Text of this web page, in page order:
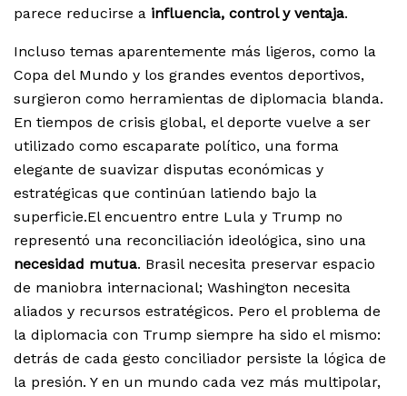
parece reducirse a influencia, control y ventaja.
Incluso temas aparentemente más ligeros, como la
Copa del Mundo y los grandes eventos deportivos,
surgieron como herramientas de diplomacia blanda.
En tiempos de crisis global, el deporte vuelve a ser
utilizado como escaparate político, una forma
elegante de suavizar disputas económicas y
estratégicas que continúan latiendo bajo la
superficie.El encuentro entre Lula y Trump no
representó una reconciliación ideológica, sino una
necesidad mutua. Brasil necesita preservar espacio
de maniobra internacional; Washington necesita
aliados y recursos estratégicos. Pero el problema de
la diplomacia con Trump siempre ha sido el mismo:
detrás de cada gesto conciliador persiste la lógica de
la presión. Y en un mundo cada vez más multipolar,